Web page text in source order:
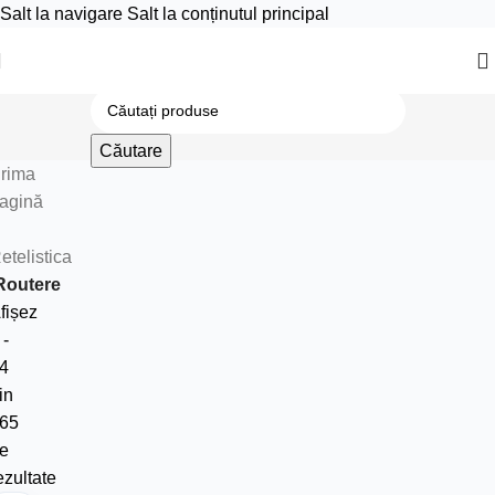
Salt la navigare Salt la conținutul principal
Căutare
-